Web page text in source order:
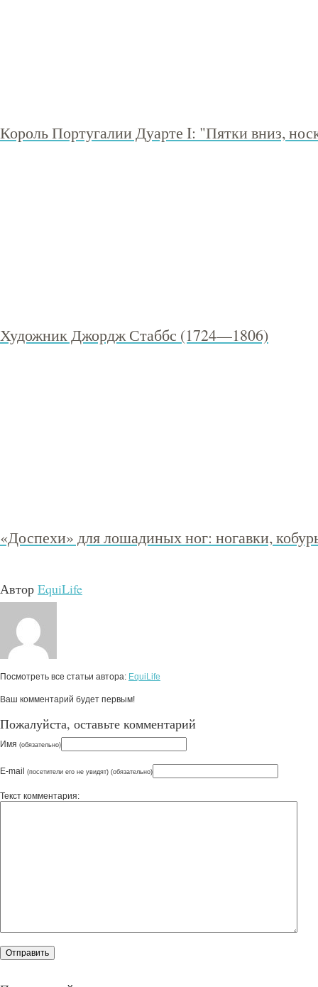
Король Португалии Дуарте I: "Пятки вниз,
Художник Джордж Стаббс (1724—1806)
«Доспехи» для лошадиных ног: ногавки,
Автор EquiLife
Посмотреть все статьи автора: EquiLife
Ваш комментарий будет первым!
Пожалуйста, оставьте комментарий
Имя (обязательно)
E-mail (посетители его не увидят) (обязательно)
Текст комментария: